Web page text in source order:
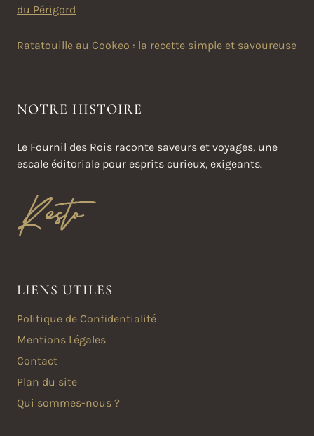
du Périgord
Ratatouille au Cookeo : la recette simple et savoureuse
NOTRE HISTOIRE
Le Fournil des Rois raconte saveurs et voyages, une
escale éditoriale pour esprits curieux, exigeants.
LIENS UTILES
Politique de Confidentialité
Mentions Légales
Contact
Plan du site
Qui sommes-nous ?